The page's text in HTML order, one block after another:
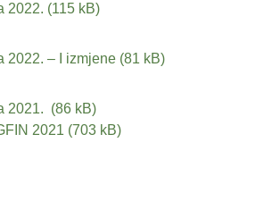
2022.
2022. – I izmjene
2021.
2021